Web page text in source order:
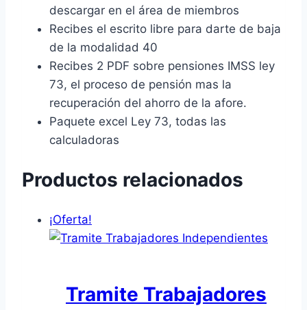
descargar en el área de miembros
Recibes el escrito libre para darte de baja
de la modalidad 40
Recibes 2 PDF sobre pensiones IMSS ley
73, el proceso de pensión mas la
recuperación del ahorro de la afore.
Paquete excel Ley 73, todas las
calculadoras
Productos relacionados
¡Oferta!
Tramite Trabajadores